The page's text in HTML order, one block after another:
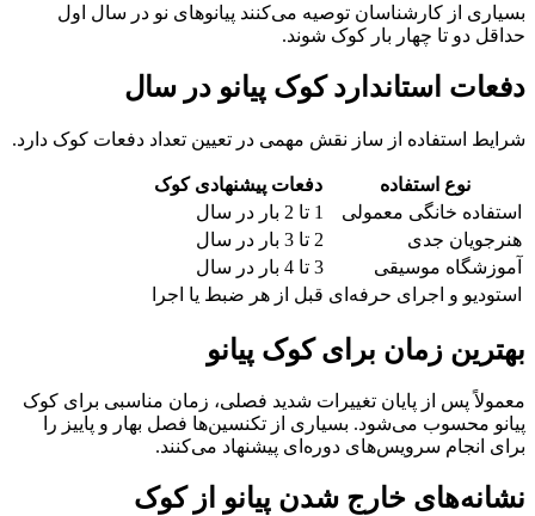
بسیاری از کارشناسان توصیه می‌کنند پیانوهای نو در سال اول
حداقل دو تا چهار بار کوک شوند.
دفعات استاندارد کوک پیانو در سال
شرایط استفاده از ساز نقش مهمی در تعیین تعداد دفعات کوک دارد.
نوع استفاده
دفعات پیشنهادی کوک
استفاده خانگی معمولی
1 تا 2 بار در سال
هنرجویان جدی
2 تا 3 بار در سال
آموزشگاه موسیقی
3 تا 4 بار در سال
استودیو و اجرای حرفه‌ای قبل از هر ضبط یا اجرا
بهترین زمان برای کوک پیانو
معمولاً پس از پایان تغییرات شدید فصلی، زمان مناسبی برای کوک
پیانو محسوب می‌شود. بسیاری از تکنسین‌ها فصل بهار و پاییز را
برای انجام سرویس‌های دوره‌ای پیشنهاد می‌کنند.
نشانه‌های خارج شدن پیانو از کوک